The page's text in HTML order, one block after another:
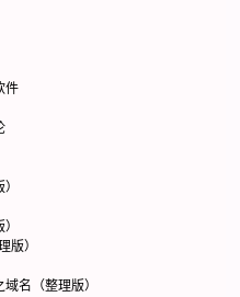
件
版）
名（整理版）